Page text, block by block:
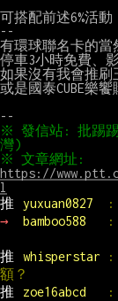
可搭配前述6%活
--
有環球聯名卡的當
停車3小時免費、
如果沒有我會推刷
或是國泰CUBE樂饗
※ 發信站: 批踢
https://
l
推
yuxuan0827
:
→
bamboo588 :
推 whisperstar
:
額？
推
zoe16abcd
: